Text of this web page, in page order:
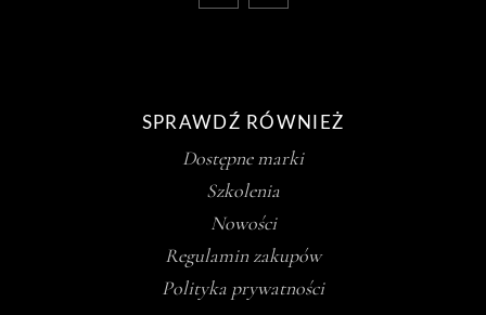
SPRAWDŹ RÓWNIEŻ
Dostępne marki
Szkolenia
Nowości
Regulamin zakupów
Polityka prywatności